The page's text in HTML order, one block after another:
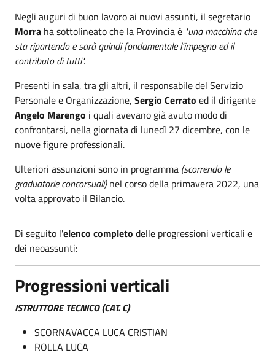
Negli auguri di buon lavoro ai nuovi assunti, il segretario
Morra ha sottolineato che la Provincia è "una macchina che
sta ripartendo e sarà quindi fondamentale l'impegno ed il
contributo di tutti".
Presenti in sala, tra gli altri, il responsabile del Servizio
Personale e Organizzazione, Sergio Cerrato ed il dirigente
Angelo Marengo i quali avevano già avuto modo di
confrontarsi, nella giornata di lunedì 27 dicembre, con le
nuove figure professionali.
Ulteriori assunzioni sono in programma (scorrendo le
graduatorie concorsuali)nel corso della primavera 2022, una
volta approvato il Bilancio.
Di seguito l'elenco completo delle progressioni verticali e
dei neoassunti:
Progressioni verticali
ISTRUTTORE TECNICO (CAT. C)
SCORNAVACCA LUCA CRISTIAN
ROLLA LUCA